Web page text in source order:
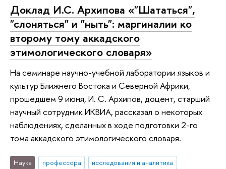
Доклад И.С. Архипова «"Шататься",
"слоняться" и "ныть": маргиналии ко
второму тому аккадского
этимологического словаря»
На семинаре научно-учебной лаборатории языков и
культур Ближнего Востока и Северной Африки,
прошедшем 9 июня, И. С. Архипов, доцент, старший
научный сотрудник ИКВИА, рассказал о некоторых
наблюдениях, сделанных в ходе подготовки 2-го
тома аккадского этимологического словаря.
Наука профессора исследования и аналитика